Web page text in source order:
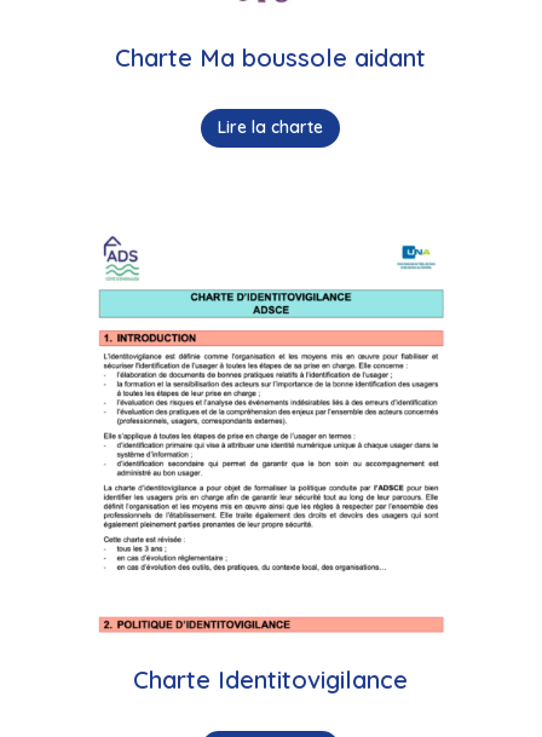
Charte Ma boussole aidant
Lire la charte
Charte Identitovigilance